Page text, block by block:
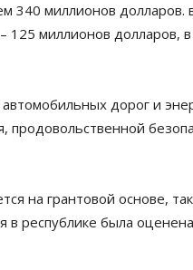
миллионов долларов.
125 миллионов долларов,
дорог и
продовольственной
на грантовой основе, так
в республике была